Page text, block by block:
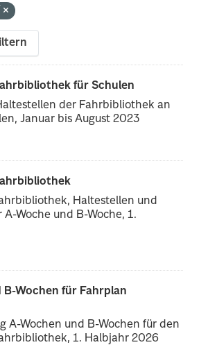
für Schulen
der Fahrbibliothek an
Januar bis August 2023
Haltestellen und
Woche und B-Woche, 1.
B-Wochen für Fahrplan
A-Wochen und B-Wochen für den
1. Halbjahr 2026